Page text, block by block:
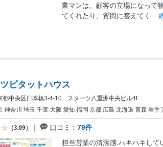
業マンは、顧客の立場になって
てくれたり、質問に答えてく...
ピタットハウス
都中央区日本橋3-4-10 スターツ八重洲中央ビル4F
神奈川 埼玉 千葉 大阪 愛知 福岡 京都 広島 北海道 青森 岩手
（3.09） 口コミ： 79件
担当営業の清潔感:ハキハキして